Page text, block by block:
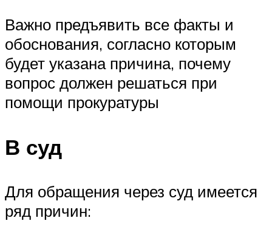
Важно предъявить все факты и
обоснования, согласно которым
будет указана причина, почему
вопрос должен решаться при
помощи прокуратуры
В суд
Для обращения через суд имеется
ряд причин: